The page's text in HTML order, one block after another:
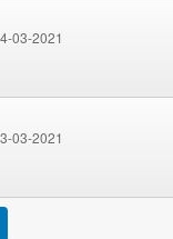
03-2021
03-2021